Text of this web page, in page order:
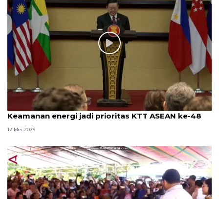
Keamanan energi jadi prioritas KTT ASEAN ke-48
12 Mei 2026